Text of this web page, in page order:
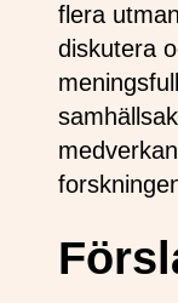
flera
diskutera